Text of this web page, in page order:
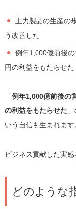
主力製品の生産の
う改善した
例年1,000億前後
円の利益をもたらせた
「例年1,000億前後の
の利益をもたらせた
いう自信も生まれます
ビジネス貢献した実感
どのような